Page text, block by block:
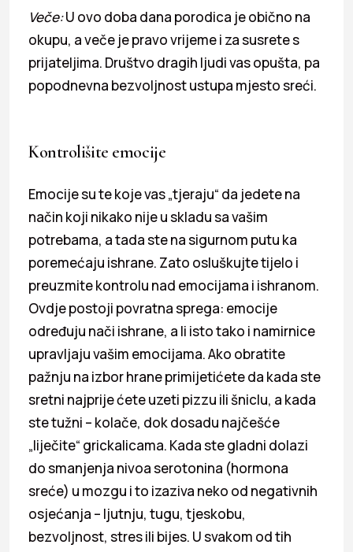
Veče:U ovo doba dana porodica je obično na
okupu, a veče je pravo vrijeme i za susrete s
prijateljima. Društvo dragih ljudi vas opušta, pa
popodnevna bezvoljnost ustupa mjesto sreći.
Kontrolišite emocije
Emocije su te koje vas „tjeraju“ da jedete na
način koji nikako nije u skladu sa vašim
potrebama, a tada ste na sigurnom putu ka
poremećaju ishrane. Zato osluškujte tijelo i
preuzmite kontrolu nad emocijama i ishranom.
Ovdje postoji povratna sprega: emocije
određuju nači ishrane, a li isto tako i namirnice
upravljaju vašim emocijama. Ako obratite
pažnju na izbor hrane primijetićete da kada ste
sretni najprije ćete uzeti pizzu ili šniclu, a kada
ste tužni – kolače, dok dosadu najčešće
„liječite“ grickalicama. Kada ste gladni dolazi
do smanjenja nivoa serotonina (hormona
sreće) u mozgu i to izaziva neko od negativnih
osjećanja – ljutnju, tugu, tjeskobu,
bezvoljnost, stres ili bijes. U svakom od tih